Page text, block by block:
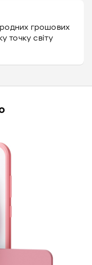
грошових
точку світу